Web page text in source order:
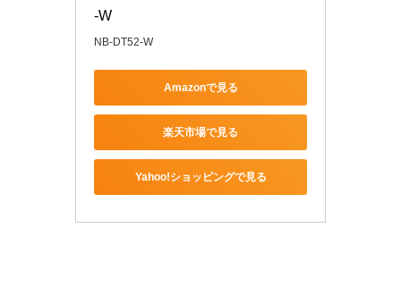
-W
NB-DT52-W
Amazonで見る
楽天市場で見る
Yahoo!ショッピングで見る